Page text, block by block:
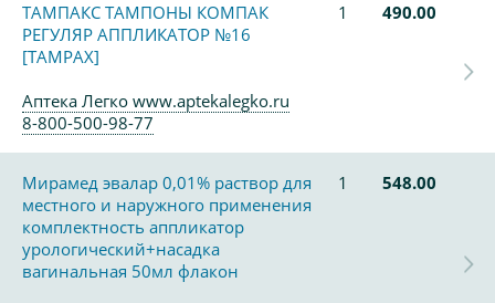
ТАМПАКС ТАМПОНЫ КОМПАК
РЕГУЛЯР АППЛИКАТОР №16
[TAMPAX]
1 490.00
Аптека Легко www.aptekalegko.ru
8-800-500-98-77
Мирамед эвалар 0,01% раствор для
местного и наружного применения
комплектность аппликатор
урологический+насадка
вагинальная 50мл флакон
1 548.00